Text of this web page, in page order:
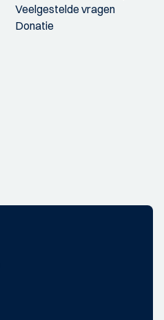
Veelgestelde vragen
Donatie